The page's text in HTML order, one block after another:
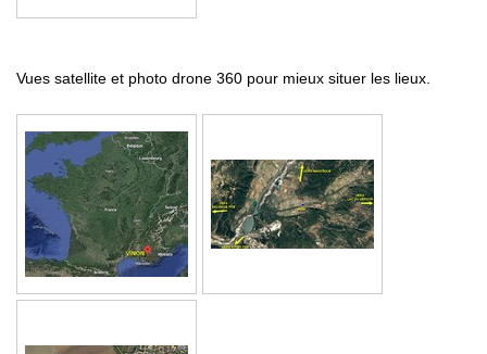
Vues satellite et photo drone 360 pour mieux situer les lieux.